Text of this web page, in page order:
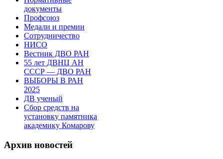
документы
Профсоюз
Медали и премии
Сотрудничество
НИСО
Вестник ДВО РАН
55 лет ДВНЦ АН
СССР — ДВО РАН
ВЫБОРЫ В РАН
2025
ДВ ученый
Сбор средств на
установку памятника
академику Комарову
Архив новостей